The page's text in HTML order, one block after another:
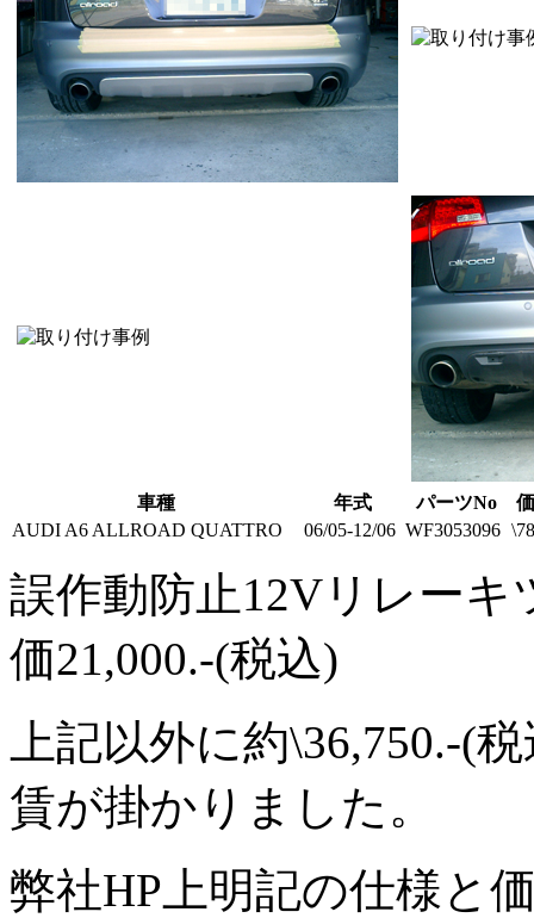
車種 年式 パーツNo
AUDI A6 ALLROAD QUATTRO
06/05-12/06 WF3053096
誤作動防止12Vリレーキ
価21,000.-(税込)
上記以外に約\36,750.-(
賃が掛かりました。
弊社HP上明記の仕様と